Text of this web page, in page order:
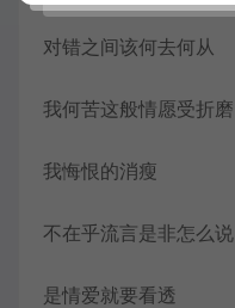
对错之间该何去何从
我何苦这般情愿受折磨
我悔恨的消瘦
不在乎流言是非怎么说
是情爱就要看透